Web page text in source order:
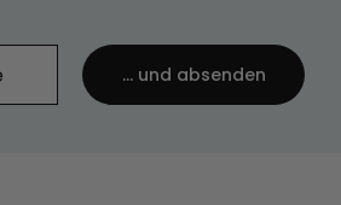
... und absenden